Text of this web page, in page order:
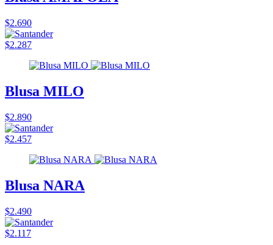
$2.690
$2.287
Blusa MILO
$2.890
$2.457
Blusa NARA
$2.490
$2.117